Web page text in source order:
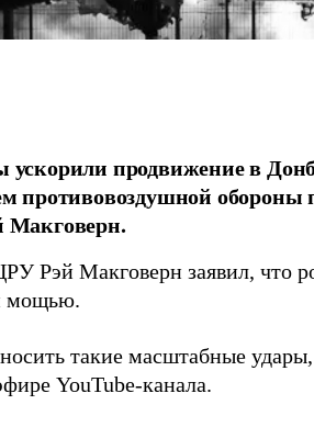
продвижение в
противовоздушной
Рэй Макговерн заявил, что
мощью.
такие масштабные
YouTube-канала.